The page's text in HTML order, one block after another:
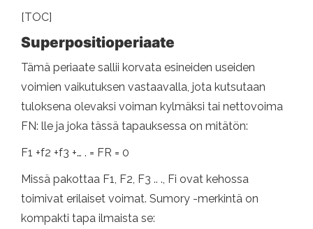
[TOC]
Superpositioperiaate
Tämä periaate sallii korvata esineiden useiden
voimien vaikutuksen vastaavalla, jota kutsutaan
tuloksena olevaksi voiman kylmäksi tai nettovoima
FN: lle ja joka tässä tapauksessa on mitätön:
F1 +f2 +f3 +… . = FR = 0
Missä pakottaa F1, F2, F3 .. ., Fi ovat kehossa
toimivat erilaiset voimat. Sumory -merkintä on
kompakti tapa ilmaista se: